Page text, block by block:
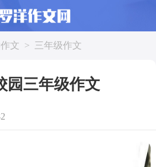
文 > 三年级作文
园三年级作文